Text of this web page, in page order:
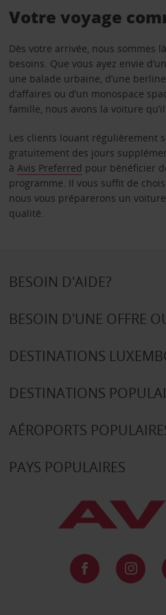
Votre voyage
Dès votre arrivée, nous sommes
besoins. Que vous ayez envie
une balade urbaine, d’une
d’affaires ou d’un monospace
famille, nous avons la voiture
Les clients louant régulièrement
gratuitement des jours
à Avis Preferred pour bénéficier
programme. Il vous suffit de
nous vous préparerons un
qualité.
BESOIN D'AIDE?
BESOIN D'UNE OFFRE
DESTINATIONS
DESTINATIONS
AÉROPORTS
PAYS POPULAIRES